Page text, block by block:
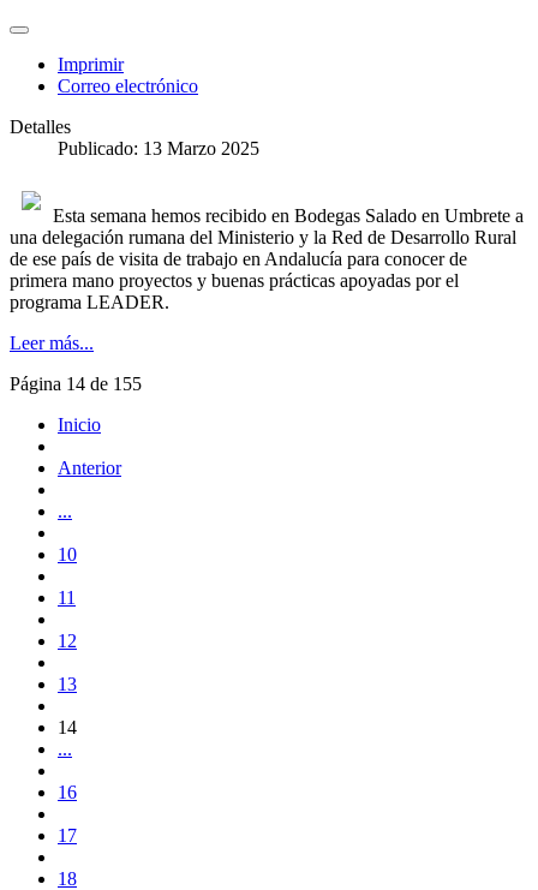
Imprimir
Correo electrónico
Detalles
Publicado: 13 Marzo 2025
Esta semana hemos recibido en Bodegas Salado en Umbrete a
una delegación rumana del Ministerio y la Red de Desarrollo Rural
de ese país de visita de trabajo en Andalucía para conocer de
primera mano proyectos y buenas prácticas apoyadas por el
programa LEADER.
Leer más...
Página 14 de 155
Inicio
Anterior
...
10
11
12
13
14
...
16
17
18